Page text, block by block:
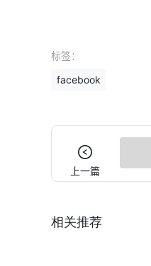
标签：
facebook
上一篇
相关推荐